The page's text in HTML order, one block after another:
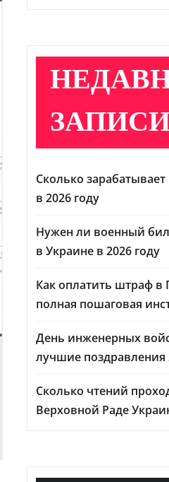
Сколько
в 2026 году
Нужен ли военный
в Украине в 2026 году
Как оплатить штраф в
полная пошаговая
День инженерных
лучшие поздравления
Сколько чтений
Верховной Раде